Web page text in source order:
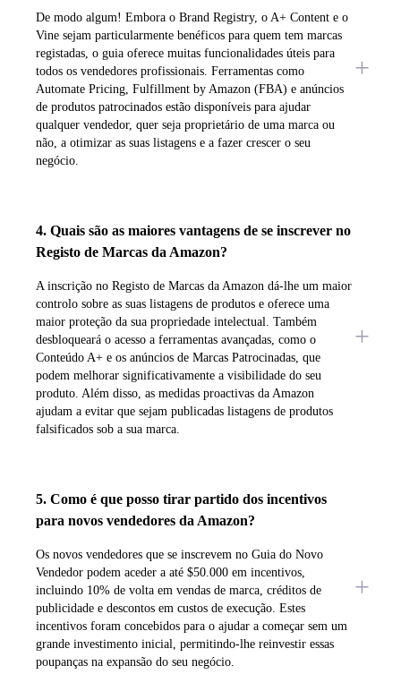
De modo algum! Embora o Brand Registry, o A+ Content e o
Vine sejam particularmente benéficos para quem tem marcas
registadas, o guia oferece muitas funcionalidades úteis para
todos os vendedores profissionais. Ferramentas como
Automate Pricing, Fulfillment by Amazon (FBA) e anúncios
de produtos patrocinados estão disponíveis para ajudar
qualquer vendedor, quer seja proprietário de uma marca ou
não, a otimizar as suas listagens e a fazer crescer o seu
negócio.
4. Quais são as maiores vantagens de se inscrever no
Registo de Marcas da Amazon?
A inscrição no Registo de Marcas da Amazon dá-lhe um maior
controlo sobre as suas listagens de produtos e oferece uma
maior proteção da sua propriedade intelectual. Também
desbloqueará o acesso a ferramentas avançadas, como o
Conteúdo A+ e os anúncios de Marcas Patrocinadas, que
podem melhorar significativamente a visibilidade do seu
produto. Além disso, as medidas proactivas da Amazon
ajudam a evitar que sejam publicadas listagens de produtos
falsificados sob a sua marca.
5. Como é que posso tirar partido dos incentivos
para novos vendedores da Amazon?
Os novos vendedores que se inscrevem no Guia do Novo
Vendedor podem aceder a até $50.000 em incentivos,
incluindo 10% de volta em vendas de marca, créditos de
publicidade e descontos em custos de execução. Estes
incentivos foram concebidos para o ajudar a começar sem um
grande investimento inicial, permitindo-lhe reinvestir essas
poupanças na expansão do seu negócio.